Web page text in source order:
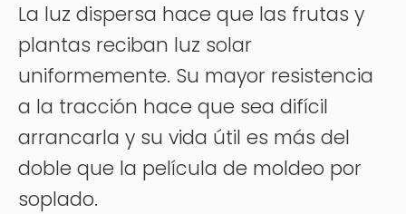
La luz dispersa hace que las frutas y
plantas reciban luz solar
uniformemente. Su mayor resistencia
a la tracción hace que sea difícil
arrancarla y su vida útil es más del
doble que la película de moldeo por
soplado.